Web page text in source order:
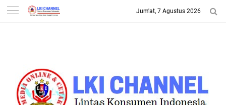
-->
Jum'at, 7 Agustus 2026